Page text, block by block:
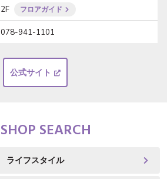
2F フロアガイド
078-941-1101
公式サイト
SHOP SEARCH
ライフスタイル